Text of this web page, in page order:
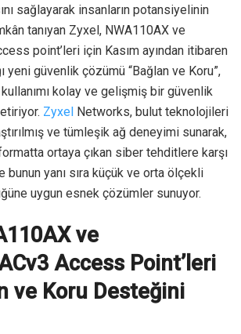
sağlayarak insanların potansiyelinin
tanıyan Zyxel, NWA110AX ve
point’leri için Kasım ayından itibaren
yeni güvenlik çözümü “Bağlan ve Koru”,
kolay ve gelişmiş bir güvenlik
Zyxel Networks, bulut teknolojileri
ve tümleşik ağ deneyimi sunarak,
ortaya çıkan siber tehditlere karşı
bunun yanı sıra küçük ve orta ölçekli
uygun esnek çözümler sunuyor.
ve
Access Point’leri
ve Koru Desteğini